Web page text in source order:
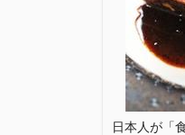
日本人が「